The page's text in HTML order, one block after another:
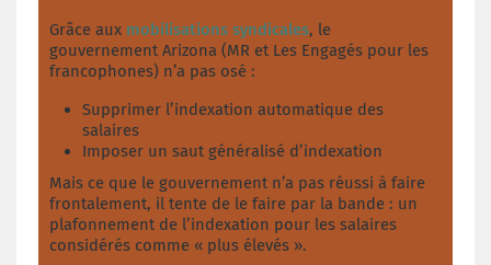
Grâce aux mobilisations syndicales, le
gouvernement Arizona (MR et Les Engagés pour les
francophones) n’a pas osé :
Supprimer l’indexation automatique des
salaires
Imposer un saut généralisé d’indexation
Mais ce que le gouvernement n’a pas réussi à faire
frontalement, il tente de le faire par la bande : un
plafonnement de l’indexation pour les salaires
considérés comme « plus élevés ».